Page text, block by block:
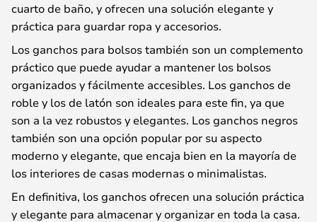
cuarto de baño, y ofrecen una solución elegante y
práctica para guardar ropa y accesorios.
Los ganchos para bolsos también son un complemento
práctico que puede ayudar a mantener los bolsos
organizados y fácilmente accesibles. Los ganchos de
roble y los de latón son ideales para este fin, ya que
son a la vez robustos y elegantes. Los ganchos negros
también son una opción popular por su aspecto
moderno y elegante, que encaja bien en la mayoría de
los interiores de casas modernas o minimalistas.
En definitiva, los ganchos ofrecen una solución práctica
y elegante para almacenar y organizar en toda la casa.